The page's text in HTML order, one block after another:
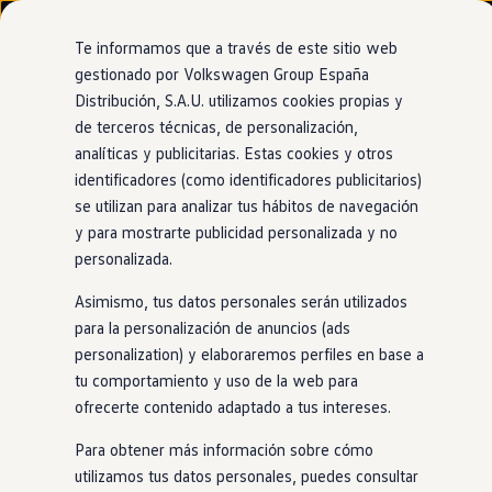
Ir
directamente
al contenido
Ir
directamente
al pie de
página
Nuevo ID. Cross
Vehículos Comerciales
Compra y ofertas
Volkswagen nuevo en stock
Volkswagen de ocasión
Financiación
My Renting
My Way
Seguros
Empresas
Autoescuelas
Eléctricos e híbridos
Más sobre híbridos
Plan Auto +
Etiquetas DGT
Simulador de autonomía, carga y ahorro
Carga y autonomía
Soluciones de carga
Tarifas de carga
Carga en casa
Modos de carga
Diseño interior
Seguirás notando la
deportividad al entrar
Con la iluminación de fondo y otros detalles decorativos, tu
Golf GTEse convertirá enun espacio de lo más
confortable. Pero también deportivo y no es para menos:
asientos deportivos con cabezal integrado, costuras y
detalles encolor azul, volante multifunción con agarre
Te informamos que a través de este sitio web
gestionado por Volkswagen Group España
Distribución, S.A.U. utilizamos cookies propias y
de terceros técnicas, de personalización,
analíticas y publicitarias. Estas cookies y otros
identificadores (como identificadores publicitarios)
se utilizan para analizar tus hábitos de navegación
y para mostrarte publicidad personalizada y no
personalizada.
Asimismo, tus datos personales serán utilizados
para la personalización de anuncios (ads
personalization) y elaboraremos perfiles en base a
tu comportamiento y uso de la web para
ofrecerte contenido adaptado a tus intereses.
Para obtener más información sobre cómo
utilizamos tus datos personales, puedes consultar